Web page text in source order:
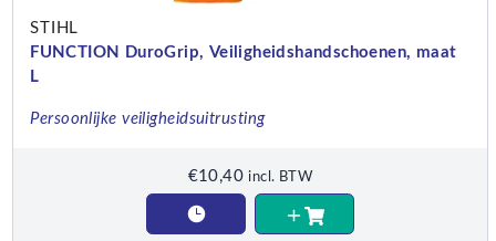
STIHL
FUNCTION DuroGrip, Veiligheidshandschoenen, maat
L
Persoonlijke veiligheidsuitrusting
€10,40 incl. BTW